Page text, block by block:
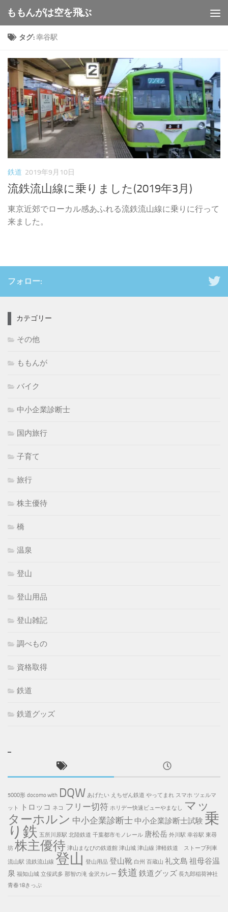
コンテンツへスキップ
ももんがは空を飛ぶ
タグ:幸谷駅
鉄道 2019年9月10日
流鉄流山線に乗りました(2019年3月)
東京近郊でローカル感あふれる流鉄流山線に乗りに行って
来ました。
フォロー:
カテゴリー
その他
ももんが
バイク
中小企業診断士
国内旅行
子育て
旅行
株主優待
橋
温泉
登山
登山用品
登山雑記
調べもの
資格取得
鉄道
鉄道グッズ
5000形 docomo with DQW あげたい えちぜん鉄道 やってまれ スマホ ツェルマ
ット
トロッコ ネコ フリー切符 ホリデー快速ビューやまなし マッ
ターホルン 中小企業診断士 中小企業診断士試験 乗
り鉄 五所川原駅 北陸鉄道 千葉都市モノレール 唐松岳 外川駅 幸谷駅 東尋
坊 株主優待 津山まなびの鉄道館 津山城 津山線 津軽鉄道 ストーブ列車
流山駅 流鉄流山線 登山 登山用品 登山靴 白州 百蔵山 礼文島 祖母谷温
泉 福知山城 立佞武多 那智の滝 金沢カレー 鉄道 鉄道グッズ 長九郎稲荷神社
青春18きっぷ